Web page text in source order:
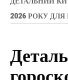
2026 РОКУ